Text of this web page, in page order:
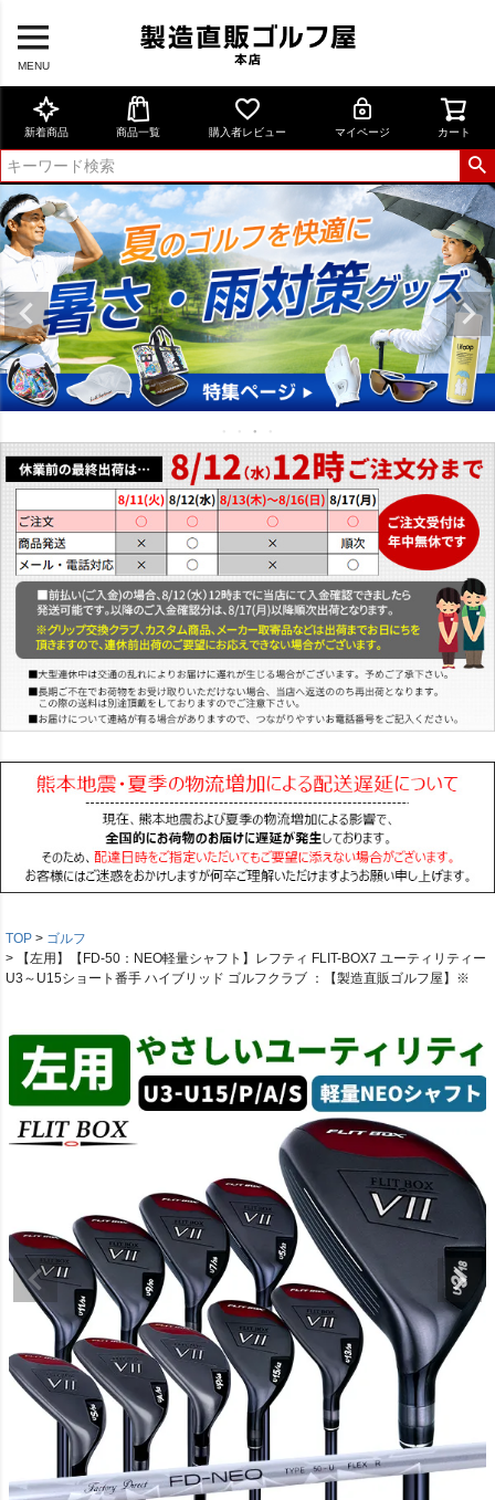
MENU
新着商品 商品一覧 購入者レビュー マイページ カート
TOP
ゴルフ
【左用】【FD-50：NEO軽量シャフト】レフティ FLIT-BOX7 ユーティリティー
U3～U15ショート番手 ハイブリッド ゴルフクラブ ：【製造直販ゴルフ屋】※